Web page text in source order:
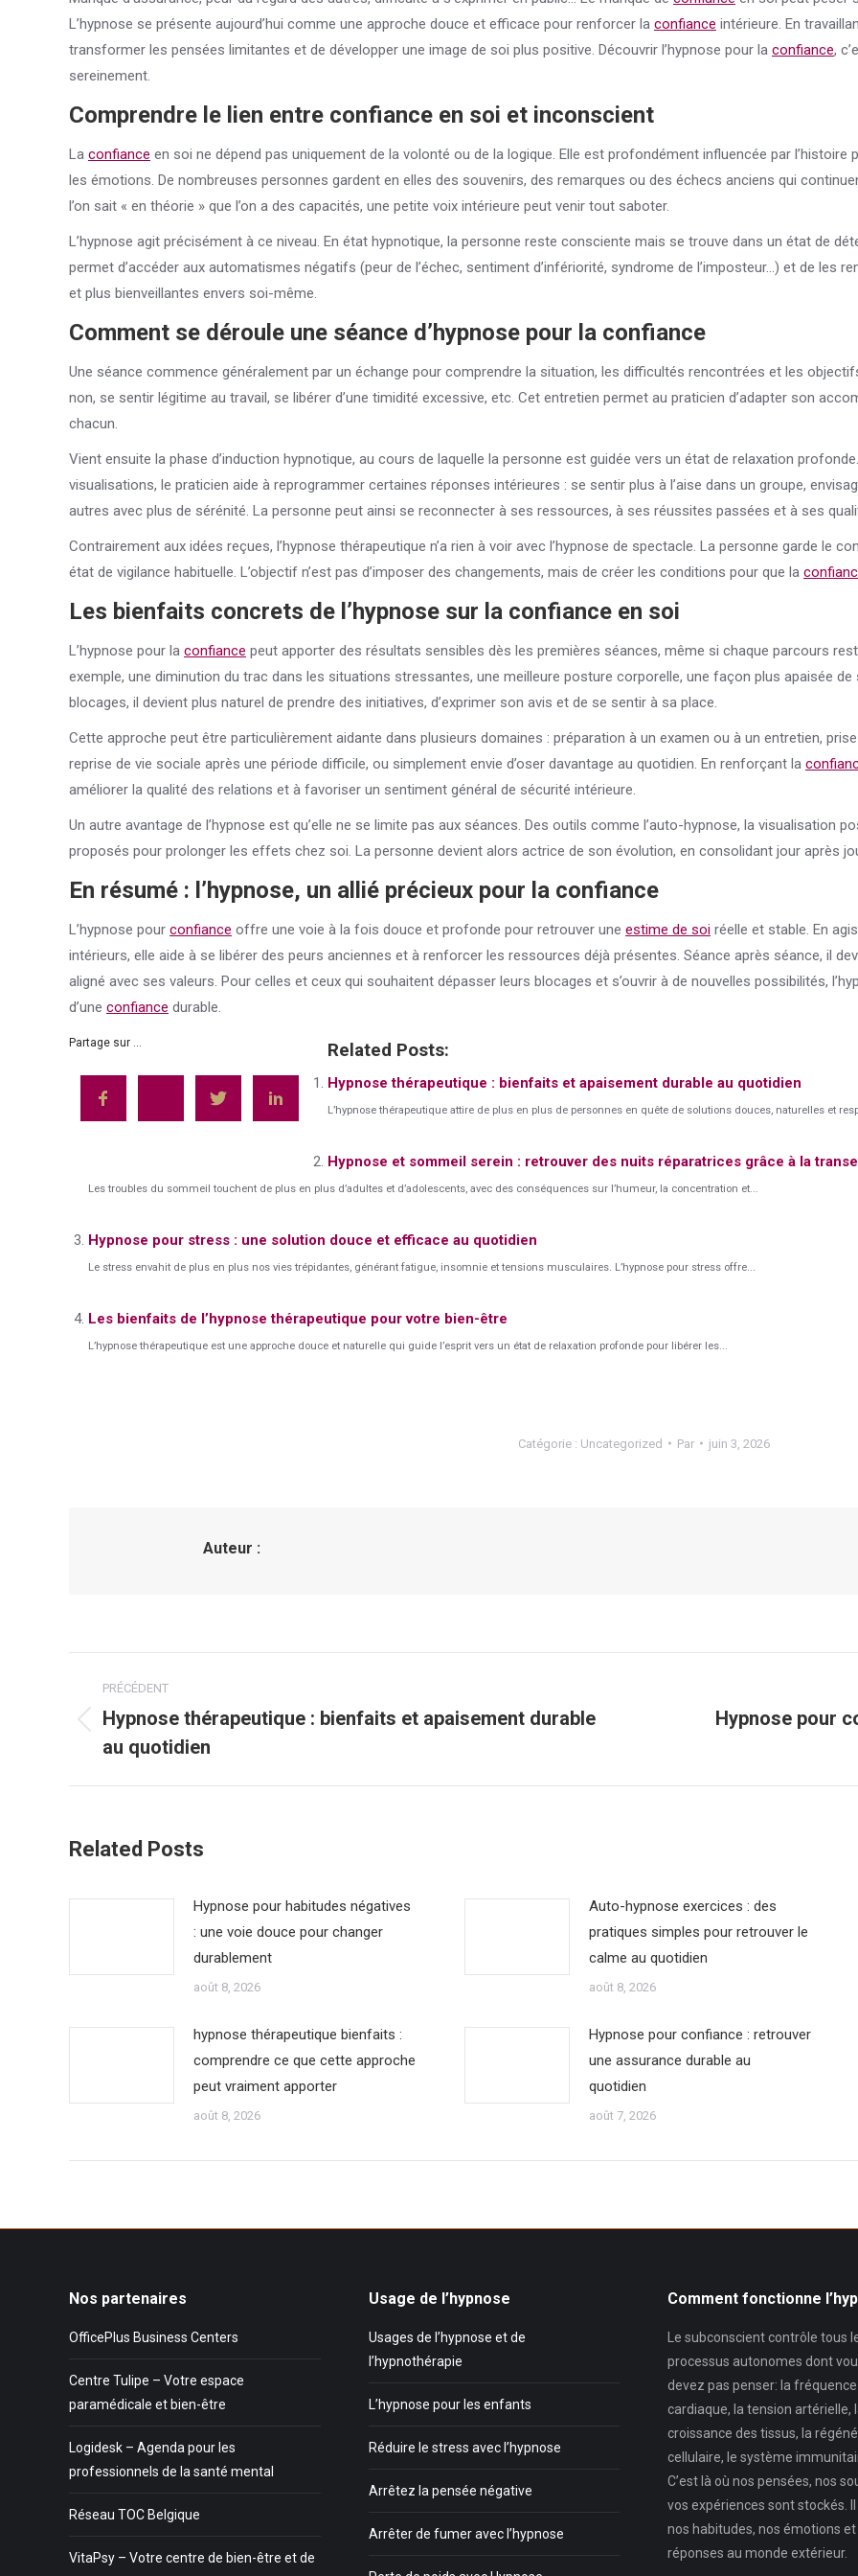
L’hypnose se présente aujourd’hui comme une approche douce et efficace pour renforcer la confiance intérieure. En
transformer les pensées limitantes et de développer une image de soi plus positive. Découvrir l’hypnose pour la confiance,
sereinement.
Comprendre le lien entre confiance en soi et inconscient
La confiance en soi ne dépend pas uniquement de la volonté ou de la logique. Elle est profondément influencée par
les émotions. De nombreuses personnes gardent en elles des souvenirs, des remarques ou des échecs anciens qui
l’on sait « en théorie » que l’on a des capacités, une petite voix intérieure peut venir tout saboter.
L’hypnose agit précisément à ce niveau. En état hypnotique, la personne reste consciente mais se trouve dans un état de
permet d’accéder aux automatismes négatifs (peur de l’échec, sentiment d’infériorité, syndrome de l’imposteur…) et de les
et plus bienveillantes envers soi-même.
Comment se déroule une séance d’hypnose pour la confiance
Une séance commence généralement par un échange pour comprendre la situation, les difficultés rencontrées et les
non, se sentir légitime au travail, se libérer d’une timidité excessive, etc. Cet entretien permet au praticien d’adapter son
chacun.
Vient ensuite la phase d’induction hypnotique, au cours de laquelle la personne est guidée vers un état de relaxation
visualisations, le praticien aide à reprogrammer certaines réponses intérieures : se sentir plus à l’aise dans un groupe,
autres avec plus de sérénité. La personne peut ainsi se reconnecter à ses ressources, à ses réussites passées et à ses
Contrairement aux idées reçues, l’hypnose thérapeutique n’a rien à voir avec l’hypnose de spectacle. La personne garde le
état de vigilance habituelle. L’objectif n’est pas d’imposer des changements, mais de créer les conditions pour que la
Les bienfaits concrets de l’hypnose sur la confiance en soi
L’hypnose pour la confiance peut apporter des résultats sensibles dès les premières séances, même si chaque parcours
exemple, une diminution du trac dans les situations stressantes, une meilleure posture corporelle, une façon plus apaisée
blocages, il devient plus naturel de prendre des initiatives, d’exprimer son avis et de se sentir à sa place.
Cette approche peut être particulièrement aidante dans plusieurs domaines : préparation à un examen ou à un entretien,
reprise de vie sociale après une période difficile, ou simplement envie d’oser davantage au quotidien. En renforçant la
améliorer la qualité des relations et à favoriser un sentiment général de sécurité intérieure.
Un autre avantage de l’hypnose est qu’elle ne se limite pas aux séances. Des outils comme l’auto-hypnose, la visualisation
proposés pour prolonger les effets chez soi. La personne devient alors actrice de son évolution, en consolidant jour après
En résumé : l’hypnose, un allié précieux pour la confiance
L’hypnose pour confiance offre une voie à la fois douce et profonde pour retrouver une estime de soi réelle et stable. En
intérieurs, elle aide à se libérer des peurs anciennes et à renforcer les ressources déjà présentes. Séance après séance, il
aligné avec ses valeurs. Pour celles et ceux qui souhaitent dépasser leurs blocages et s’ouvrir à de nouvelles possibilités,
d’une confiance durable.
Partage sur ... Related Posts:
Hypnose thérapeutique : bienfaits et apaisement durable au quotidien
L’hypnose thérapeutique attire de plus en plus de personnes en quête de solutions douces, naturelles et
Hypnose et sommeil serein : retrouver des nuits réparatrices grâce à la transe
Les troubles du sommeil touchent de plus en plus d’adultes et d’adolescents, avec des conséquences sur l’humeur, la concentration et...
Hypnose pour stress : une solution douce et efficace au quotidien
Le stress envahit de plus en plus nos vies trépidantes, générant fatigue, insomnie et tensions musculaires. L’hypnose pour stress offre...
Les bienfaits de l’hypnose thérapeutique pour votre bien-être
L’hypnose thérapeutique est une approche douce et naturelle qui guide l’esprit vers un état de relaxation profonde pour libérer les...
Catégorie : Uncategorized Par juin 3, 2026
Auteur :
article
PRÉCÉDENT
Article
précédent
:
Hypnose thérapeutique : bienfaits et apaisement durable
au quotidien
:
Hypnose pour
Related Posts
Hypnose pour habitudes négatives
: une voie douce pour changer
durablement
août 8, 2026
Auto-hypnose exercices : des
pratiques simples pour retrouver le
calme au quotidien
août 8, 2026
hypnose thérapeutique bienfaits :
comprendre ce que cette approche
peut vraiment apporter
août 8, 2026
Hypnose pour confiance : retrouver
une assurance durable au
quotidien
août 7, 2026
Nos partenaires
OfficePlus Business Centers
Centre Tulipe – Votre espace
paramédicale et bien-être
Logidesk – Agenda pour les
professionnels de la santé mental
Réseau TOC Belgique
VitaPsy – Votre centre de bien-être et de
Usage de l’hypnose
Usages de l’hypnose et de
l’hypnothérapie
L’hypnose pour les enfants
Réduire le stress avec l’hypnose
Arrêtez la pensée négative
Arrêter de fumer avec l’hypnose
Comment fonctionne
Le subconscient contrôle tous
processus autonomes dont
devez pas penser: la fréquence
cardiaque, la tension artérielle,
croissance des tissus, la
cellulaire, le système
C’est là où nos pensées, nos
vos expériences sont stockés.
nos habitudes, nos émotions et
réponses au monde extérieur.